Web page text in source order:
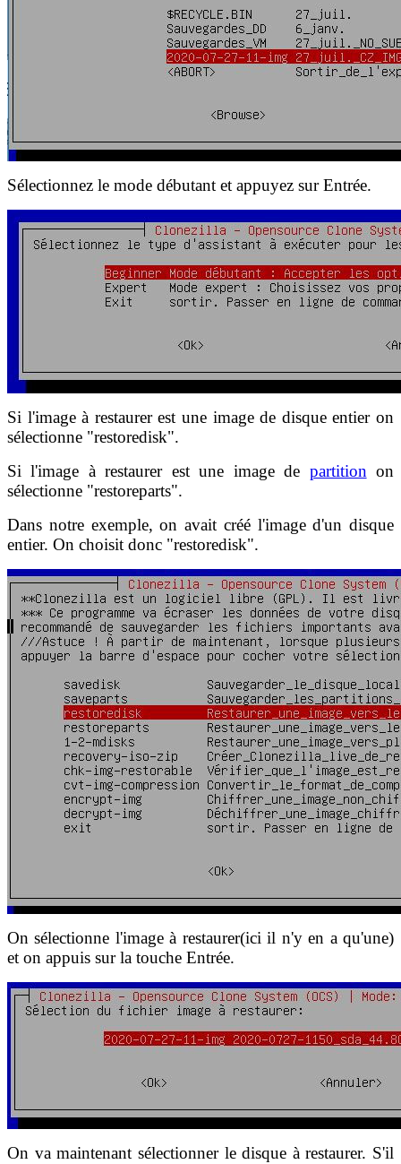
Sélectionnez le mode débutant et appuyez sur Entrée.
Si l'image à restaurer est une image de disque entier on
sélectionne "restoredisk".
Si l'image à restaurer est une image de partition on
sélectionne "restoreparts".
Dans notre exemple, on avait créé l'image d'un disque
entier. On choisit donc "restoredisk".
On sélectionne l'image à restaurer(ici il n'y en a qu'une)
et on appuis sur la touche Entrée.
On va maintenant sélectionner le disque à restaurer. S'il